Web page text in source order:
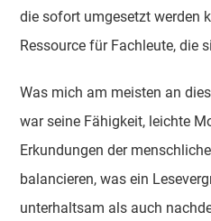
die sofort umgesetzt werden
Ressource für Fachleute, die
Was mich am meisten an
war seine Fähigkeit, leichte
Erkundungen der
balancieren, was ein
unterhaltsam als auch